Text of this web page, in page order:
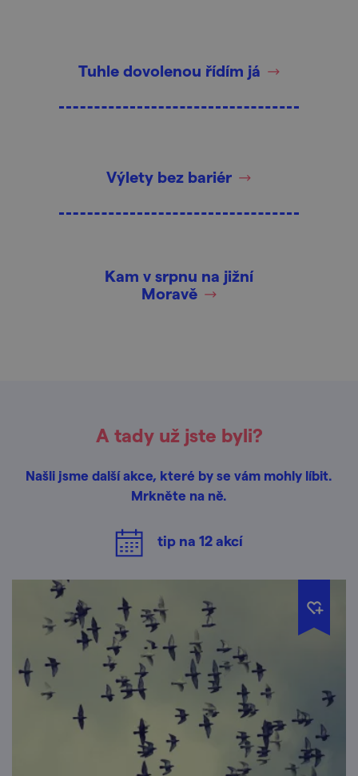
Tuhle dovolenou řídím já
Výlety bez bariér
Kam v srpnu na jižní
Moravě
A tady už jste byli?
Našli jsme další akce, které by se vám mohly líbit.
Mrkněte na ně.
tip na 12akcí